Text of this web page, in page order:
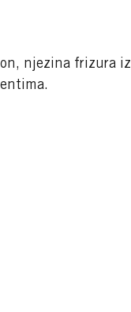
njezina frizura